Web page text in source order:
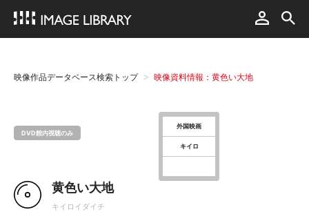
映像作品データベース検索トップ 映像資料情報：黄色い大地
DVD館内視聴のみ
外国映画
キイロ
黄色い大地
キイロイダイチ